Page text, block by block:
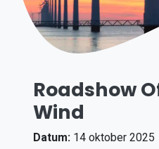
Roadshow
Wind
Datum: 14 oktober 2025